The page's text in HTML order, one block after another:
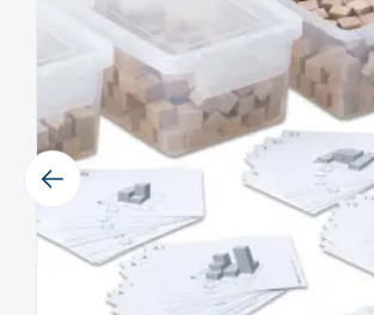
intelektą. Atsiprašome už galimas
vyksta redagavimas.
Previous